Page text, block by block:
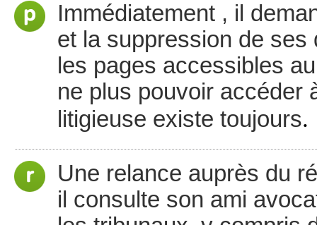
Immédiatement , il
et la suppression de
les pages accessibles
ne plus pouvoir accéder
litigieuse existe toujours.
Une relance auprès du
il consulte son ami